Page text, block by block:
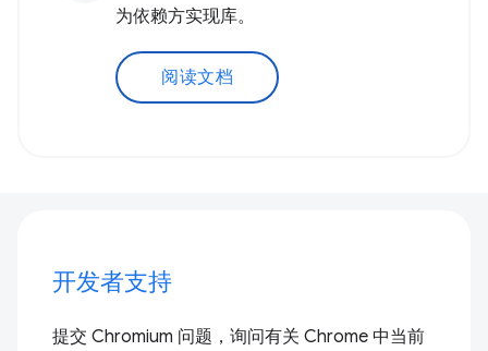
为依赖方实现库。
阅读文档
开发者支持
提交 Chromium 问题，询问有关 Chrome 中当前